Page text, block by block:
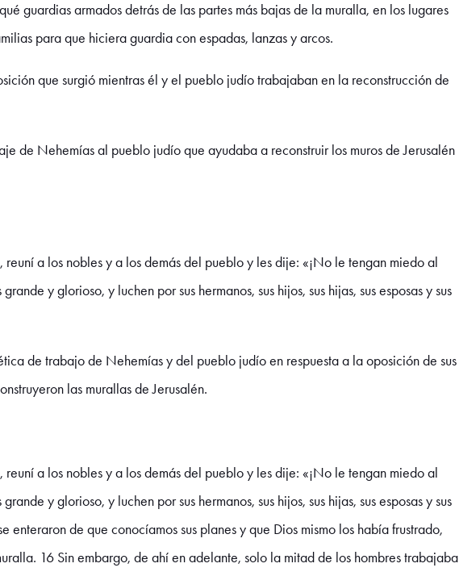
guardias armados detrás de las partes más bajas de la muralla, en los lugares
para que hiciera guardia con espadas, lanzas y arcos.
que surgió mientras él y el pueblo judío trabajaban en la reconstrucción de
de Nehemías al pueblo judío que ayudaba a reconstruir los muros de Jerusalén
reuní a los nobles y a los demás del pueblo y les dije: «¡No le tengan miedo al
y glorioso, y luchen por sus hermanos, sus hijos, sus hijas, sus esposas y sus
de trabajo de Nehemías y del pueblo judío en respuesta a la oposición de sus
las murallas de Jerusalén.
reuní a los nobles y a los demás del pueblo y les dije: «¡No le tengan miedo al
y glorioso, y luchen por sus hermanos, sus hijos, sus hijas, sus esposas y sus
enteraron de que conocíamos sus planes y que Dios mismo los había frustrado,
16 Sin embargo, de ahí en adelante, solo la mitad de los hombres trabajaba